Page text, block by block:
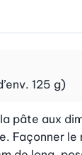
125 g)
pâte aux
Façonner